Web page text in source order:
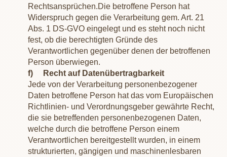
Rechtsansprüchen.Die betroffene Person hat
Widerspruch gegen die Verarbeitung gem. Art. 21
Abs. 1 DS-GVO eingelegt und es steht noch nicht
fest, ob die berechtigten Gründe des
Verantwortlichen gegenüber denen der betroffenen
Person überwiegen.
f) Recht auf Datenübertragbarkeit
Jede von der Verarbeitung personenbezogener
Daten betroffene Person hat das vom Europäischen
Richtlinien- und Verordnungsgeber gewährte Recht,
die sie betreffenden personenbezogenen Daten,
welche durch die betroffene Person einem
Verantwortlichen bereitgestellt wurden, in einem
strukturierten, gängigen und maschinenlesbaren